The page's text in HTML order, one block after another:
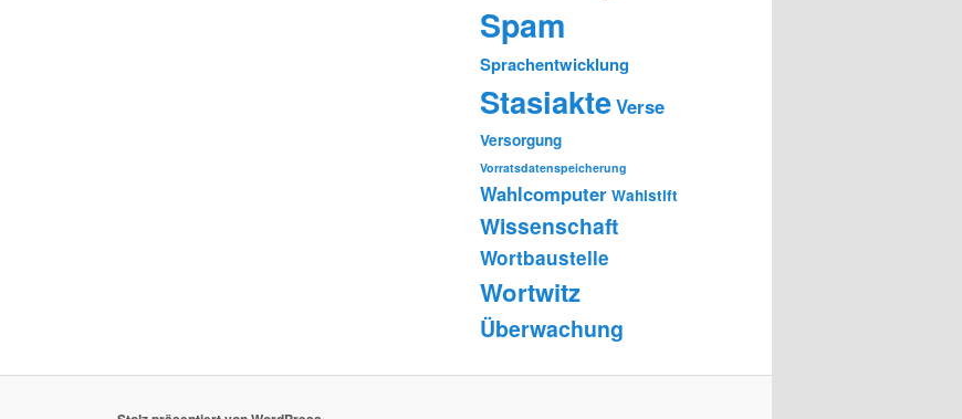
Spam
Sprachentwicklung
StasiakteVerse
Versorgung
Vorratsdatenspeicherung
Wahlcomputer Wahlstift
Wissenschaft
Wortbaustelle
Wortwitz
Überwachung